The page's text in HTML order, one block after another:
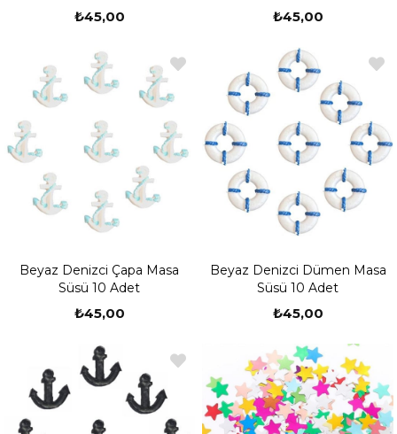
₺45,00 ₺45,00
Beyaz Denizci Çapa Masa
Süsü 10 Adet
₺45,00
Beyaz Denizci Dümen Masa
Süsü 10 Adet
₺45,00